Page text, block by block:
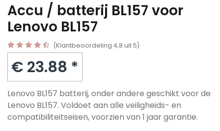
Accu / batterij BL157 voor
Lenovo BL157
(Klantbeoordeling 4,8 uit 5)
€ 23.88 *
Lenovo BL157 batterij, onder andere geschikt voor de
Lenovo BL157. Voldoet aan alle veiligheids- en
compatibiliteitseisen, voorzien van 1 jaar garantie.